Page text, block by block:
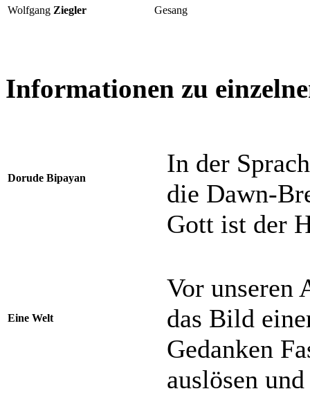
Wolfgang Ziegler Gesang
Informationen zu
Dorude Bipayan
In der
die Dawn-
Gott ist der
Eine Welt
Vor unseren
das Bild
Gedanken
auslösen